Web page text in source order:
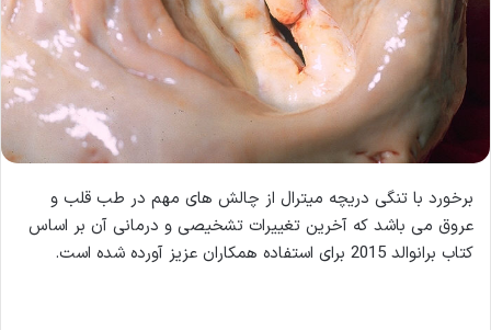
برخورد با تنگی دریچه میترال از چالش های مهم در طب قلب و
عروق می باشد که آخرین تغییرات تشخیصی و درمانی آن بر اساس
کتاب برانوالد 2015 برای استفاده همکاران عزیز آورده شده است.